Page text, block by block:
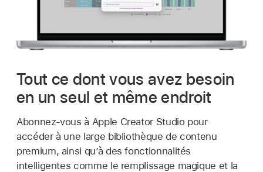
Tout ce dont vous avez besoin
en un seul et même endroit
Abonnez-vous à Apple Creator Studio pour
accéder à une large bibliothèque de contenu
premium, ainsi qu’à des fonctionnalités
intelligentes comme le remplissage magique et la